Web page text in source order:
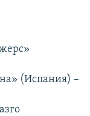
(Испания) –